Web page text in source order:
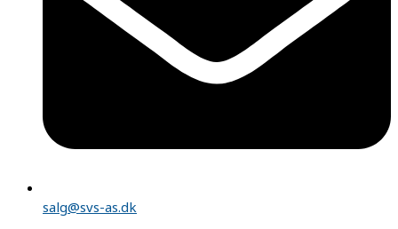
salg@svs-as.dk